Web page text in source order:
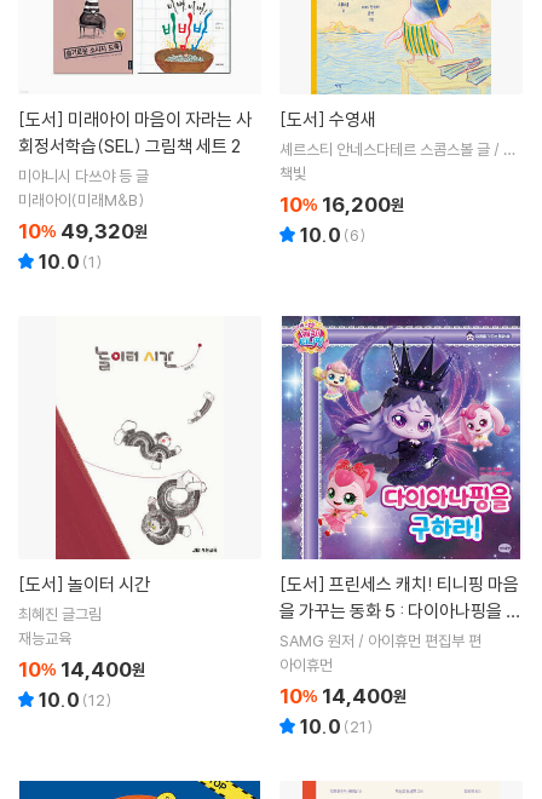
[도서]
회정서학습(SEL) 그림책 세트 2
미야니시 다쓰야 등 글
미래아이(미래M&B)
10% 49,320원
10.0 (1)
[도서] 수영새
셰르스티 안네스다테르 스콤스볼 글 / 마
리 칸스타 욘센 그림 / 손화수 역
책빛
10% 16,200원
10.0 (6)
[도서] 놀이터 시간
최혜진 글그림
재능교육
10% 14,400원
10.0 (12)
[도서]
을 가꾸는 동화 5 : 다이아나핑을 구
하라!
SAMG 원저 / 아이휴먼 편집부 편
아이휴먼
10% 14,400원
10.0 (21)